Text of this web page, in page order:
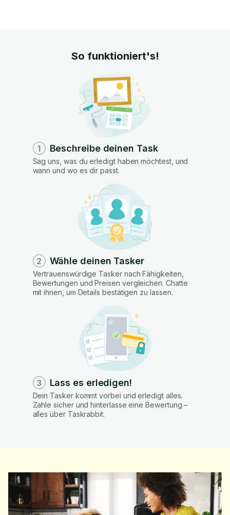
So funktioniert's!
1 Beschreibe deinen Task
Sag uns, was du erledigt haben möchtest, und
wann und wo es dir passt.
2 Wähle deinen Tasker
Vertrauenswürdige Tasker nach Fähigkeiten,
Bewertungen und Preisen vergleichen. Chatte
mit ihnen, um Details bestätigen zu lassen.
3 Lass es erledigen!
Dein Tasker kommt vorbei und erledigt alles.
Zahle sicher und hinterlasse eine Bewertung –
alles über Taskrabbit.